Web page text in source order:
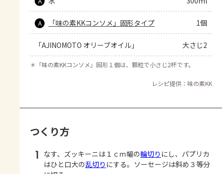
A 「味の素KKコンソメ」固形タイプ 1個
「AJINOMOTO オリーブオイル」 大さじ2
＊ 「味の素KKコンソメ」固形１個は、顆粒で小さじ2杯です。
レシピ提供：味の素KK
つくり方
1 なす、ズッキーニは１ｃｍ幅の輪切り にし、パプリカ
はひと口大の乱切り にする。ソーセージは斜め３等分